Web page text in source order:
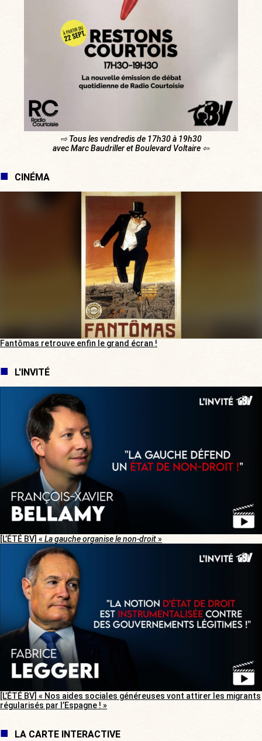
⇨ Tous les vendredis de 17h30 à 19h30
avec Marc Baudriller et Boulevard Voltaire ⇦
CINÉMA
Fantômas retrouve enfin le grand écran !
L'INVITÉ
[L’ÉTÉ BV] « La gauche organise le non-droit»
[L’ÉTÉ BV] « Nos aides sociales généreuses vont attirer les migrants
régularisés par l’Espagne ! »
LA CARTE INTERACTIVE